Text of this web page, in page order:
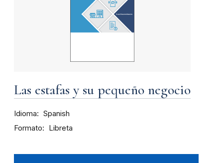
Las estafas y su pequeño negocio
Idioma Spanish
Formato Libreta